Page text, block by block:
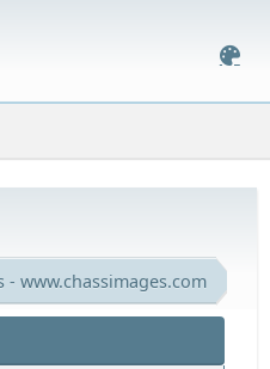
- www.chassimages.com